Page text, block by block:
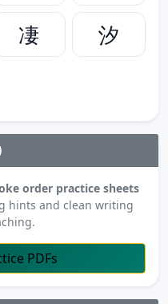
凄
汐
order practice sheets
hints and clean writing
PDFs